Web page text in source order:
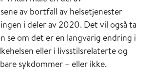
disse hadde covid-19 som
(15).
nedgangen i antall dødsfall, så
lungesykdommer. I alt døde
av lungesykdom, 624 færre
av bortfall av helsetjenester
i deler av 2020. Det vil også ta
se om det er en langvarig endring i
eller i livsstilsrelaterte og
sykdommer – eller ikke.